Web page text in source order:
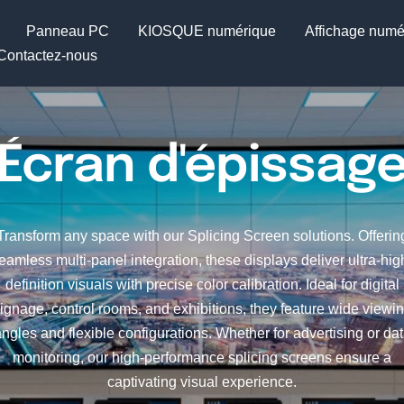
Panneau PC KIOSQUE numérique
Affichage
nous
any space with our Splicing Screen solutions.
multi-panel integration, these displays deliver ultra-
definition visuals with precise color calibration. Ideal for digital
control rooms, and exhibitions, they feature wide
and flexible configurations. Whether for advertising or
monitoring, our high-performance splicing screens ensure a
captivating visual experience.